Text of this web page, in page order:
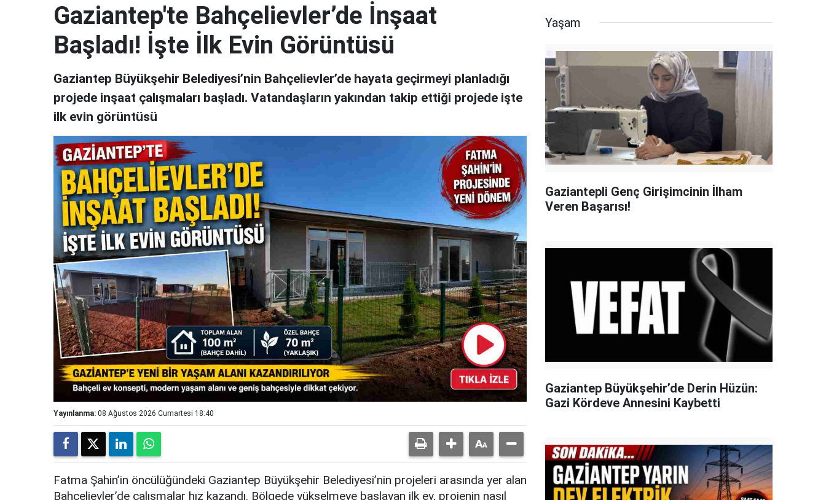
Gaziantep'te Bahçelievler’de İnşaat
Başladı! İşte İlk Evin Görüntüsü
Gaziantep Büyükşehir Belediyesi’nin Bahçelievler’de hayata geçirmeyi planladığı
projede inşaat çalışmaları başladı. Vatandaşların yakından takip ettiği projede işte
ilk evin görüntüsü
Yayınlanma: 08 Ağustos 2026 Cumartesi 18:40
Fatma Şahin’in öncülüğündeki Gaziantep Büyükşehir Belediyesi’nin projeleri arasında yer alan
Bahçelievler’de çalışmalar hız kazandı. Bölgede yükselmeye başlayan ilk ev, projenin nasıl
Yaşam
Gaziantepli Genç Girişimcinin İlham
Veren Başarısı!
Gaziantep Büyükşehir’de Derin Hüzün:
Gazi Kördeve Annesini Kaybetti